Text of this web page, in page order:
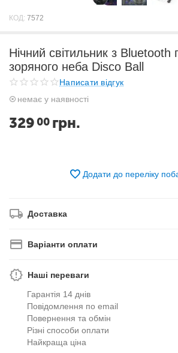
КОД: 7572
Нічний світильник з Bluetooth
зоряного неба Disco Ball
Написати відгук
немає у наявності
329 00 грн.
Додати до переліку
Доставка
Варіанти оплати
Наші переваги
Гарантія 14 днів
Повідомлення по email
Повернення та обмін
Різні способи оплати
Найкраща ціна